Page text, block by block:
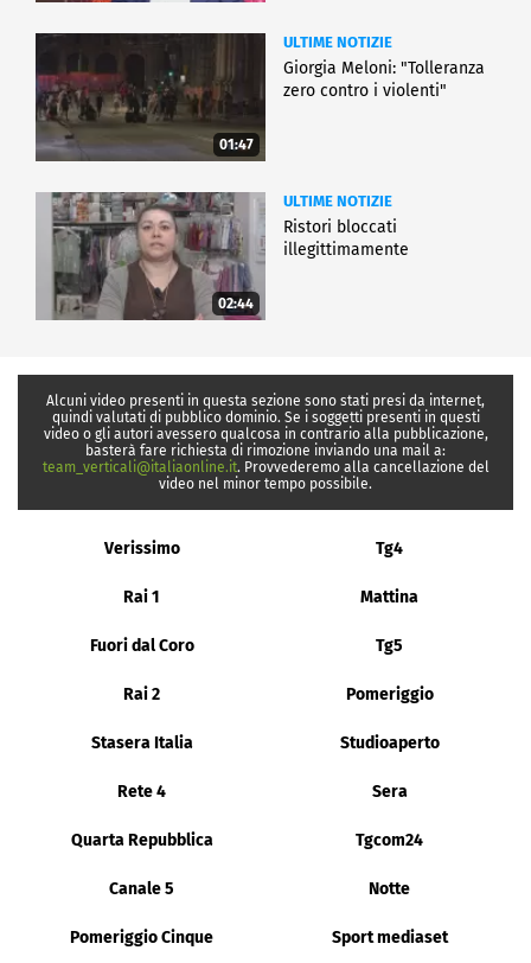
01:47
ULTIME NOTIZIE
Giorgia Meloni: "Tolleranza
zero contro i violenti"
02:44
ULTIME NOTIZIE
Ristori bloccati
illegittimamente
Alcuni video presenti in questa sezione sono stati presi da internet,
quindi valutati di pubblico dominio. Se i soggetti presenti in questi
video o gli autori avessero qualcosa in contrario alla pubblicazione,
basterà fare richiesta di rimozione inviando una mail a:
team_verticali@italiaonline.it. Provvederemo alla cancellazione del
video nel minor tempo possibile.
Verissimo Tg4
Rai 1 Mattina
Fuori dal Coro Tg5
Rai 2 Pomeriggio
Stasera Italia Studioaperto
Rete 4 Sera
Quarta Repubblica Tgcom24
Canale 5 Notte
Pomeriggio Cinque Sport mediaset